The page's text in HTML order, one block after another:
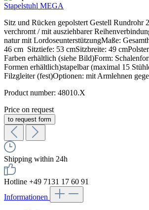
Stapelstuhl MEGA
Sitz und Rücken gepolstert Gestell Rundrohr
verchromt / mit ausziehbarer
natur mit LordoseunterstützungMaße:
46 cm Sitztiefe: 53 cmSitzbreite: 49
Farben erhältlich (siehe Bild)Form:
Formen erhältlich)stapelbar (maximal 15
Filzgleiter (fest)Optionen: mit Armlehnen
Product number: 48010.X
Price on request
to request form
Shipping within 24h
Hotline +49 7131 17 60 91
Informationen